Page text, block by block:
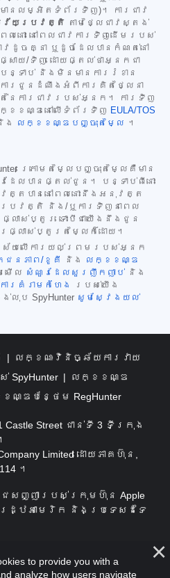
នលម្អិតទំព័រទិញ)។ ការជាវ
វ័យប្រវត្តិ តាមថ្លៃជាវស្តង់
លនោះ នៅពេលជាវការទិញដើមរបស់
ដូចគ្នា ឬដូចដែលបានកំណត់នៅ
ាយ/ទិញ ដោយផ្តល់ថាអ្នកជា
ន្ទាប់ និងមិនមានការរំខាន
ារជូនដំណឹងអំពីការគិតថ្លៃនា
នៃការជាវរបស់អ្នក។ ការទិញ
ក្ខខណ្ឌនៅលើទំព័រទិញ EULA/TOS
ង លក្ខខណ្ឌបញ្ចុះតម្លៃ ។
ក្រោមតម្លៃបញ្ចុះតម្លៃគឺមាន
ដែលបានផ្តល់ជូន។ បន្ទាប់ពីនោះ
ត្តបាននៅពេលនោះនឹងអនុវត្ត
រវត្តិ និង/ឬការទិញនាពេល
លាស់ប្តូរ ទោះបីជាយើងនឹងជូន
លាស់ប្តូរតម្លៃក៏ដោយ។
ាស្រ័យលើការយល់ព្រមរបស់អ្នក
ជនភាព/ខូគី និង
លក្ខខណ្ឌ
ើល សំណួរដែលសួរញឹកញាប់ និង
រគំរាមកំហែង
របស់យើង
ប SpyHunter សូមស្វែងយល់
លក្ខណៈវិនិច្ឆ័យការវាយ
លក្ខខណ្ឌ
ណ្ឌបន្ថែម RegHunter
Castle Street ជាន់ទី 3 ទីក្រុង
Limited ដោយភាគហ៊ុន,
។
ជ្ជសញ្ញារបស់ក្រុមហ៊ុន Apple
រដ្ឋអាមេរិក និងប្រទេសដទៃ
to provide you with a
analyze how users navigate